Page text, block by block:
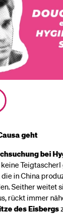
geht
bei
die in China
Seither weitet
rückt immer
des Eisbergs